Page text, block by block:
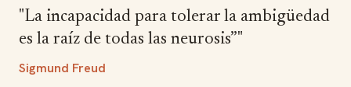
"La incapacidad para tolerar la ambigüedad
es la raíz de todas las neurosis”"
Sigmund Freud